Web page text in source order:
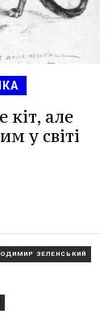
кіт, але
у світі
ЗЕЛЕНСЬКИЙ